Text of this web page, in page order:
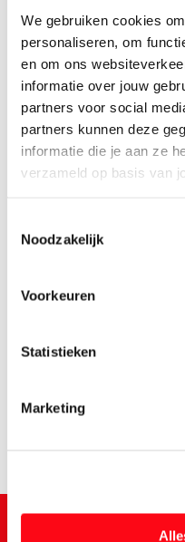
We gebruiken cookies
personaliseren, om
en om ons
informatie over jouw
partners voor social
partners kunnen deze
informatie die je aan ze
verzameld op basis van
Noodzakelijk
Voorkeuren
Statistieken
Marketing
3.65